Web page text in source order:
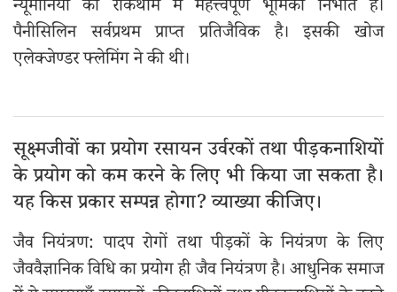
न्यूमोनिया की रोकथाम में महत्त्वपूर्ण भूमिका निभाते हैं।
पैनीसिलिन सर्वप्रथम प्राप्त प्रतिजैविक है। इसकी खोज
एलेक्जेण्डर फ्लेमिंग ने की थी।
सूक्ष्मजीवों का प्रयोग रसायन उर्वरकों तथा पीड़कनाशियों
के प्रयोग को कम करने के लिए भी किया जा सकता है।
यह किस प्रकार सम्पन्न होगा? व्याख्या कीजिए।
जैव नियंत्रण: पादप रोगों तथा पीड़कों के नियंत्रण के लिए
जैववैज्ञानिक विधि का प्रयोग ही जैव नियंत्रण है। आधुनिक समाज